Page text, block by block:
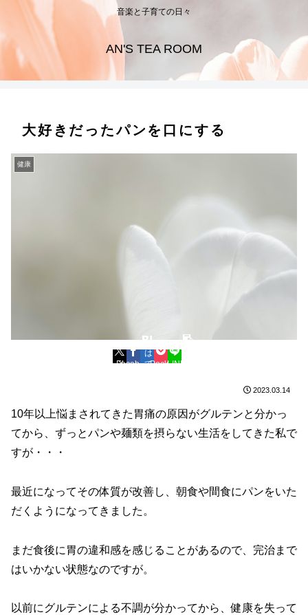
音楽と子育ての日々
AN'S TEA ROOM
大好きだったパンを口にする
健康
X
Facebook
は
てPocketLINE
2023.03.14
10年以上悩まされてきた胃痛の原因がグルテンと分かっ
てから、ずっとパンや麺類を摂らない生活をしてきた私で
すが・・・
最近になってその体質が改善し、朝食や間食にパンをいた
だくようになってきました。
まだ食後に胃の違和感を感じることがあるので、完治まで
はいかない状態なのですが。
以前にグルテンによる不調が分かってから、健康を失って